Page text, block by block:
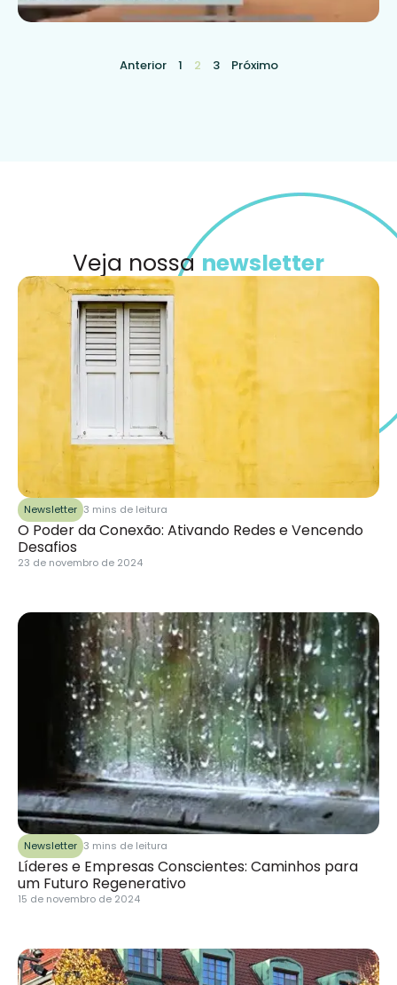
Anterior 1 2 3 Próximo
Veja nossa newsletter
Newsletter 3 mins de leitura
O Poder da Conexão: Ativando Redes e Vencendo
Desafios
23 de novembro de 2024
Newsletter 3 mins de leitura
Líderes e Empresas Conscientes: Caminhos para
um Futuro Regenerativo
15 de novembro de 2024